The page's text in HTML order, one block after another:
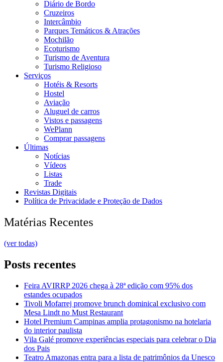
Diário de Bordo
Cruzeiros
Intercâmbio
Parques Temáticos & Atrações
Mochilão
Ecoturismo
Turismo de Aventura
Turismo Religioso
Serviços
Hotéis & Resorts
Hostel
Aviação
Aluguel de carros
Vistos e passagens
WePlann
Comprar passagens
Últimas
Notícias
Vídeos
Listas
Trade
Revistas Digitais
Política de Privacidade e Proteção de Dados
Matérias Recentes
(ver todas)
Posts recentes
Feira AVIRRP 2026 chega à 28ª edição com 95% dos
estandes ocupados
Tivoli Mofarrej promove brunch dominical exclusivo com
Mesa Lindt no Must Restaurant
Hotel Premium Campinas amplia protagonismo na hotelaria
do interior paulista
Vila Galé promove experiências especiais para celebrar o Dia
dos Pais
Teatro Amazonas entra para a lista de patrimônios da Unesco